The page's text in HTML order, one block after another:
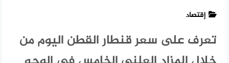
إقتصاد
تعرف على سعر قنطار القطن اليوم من